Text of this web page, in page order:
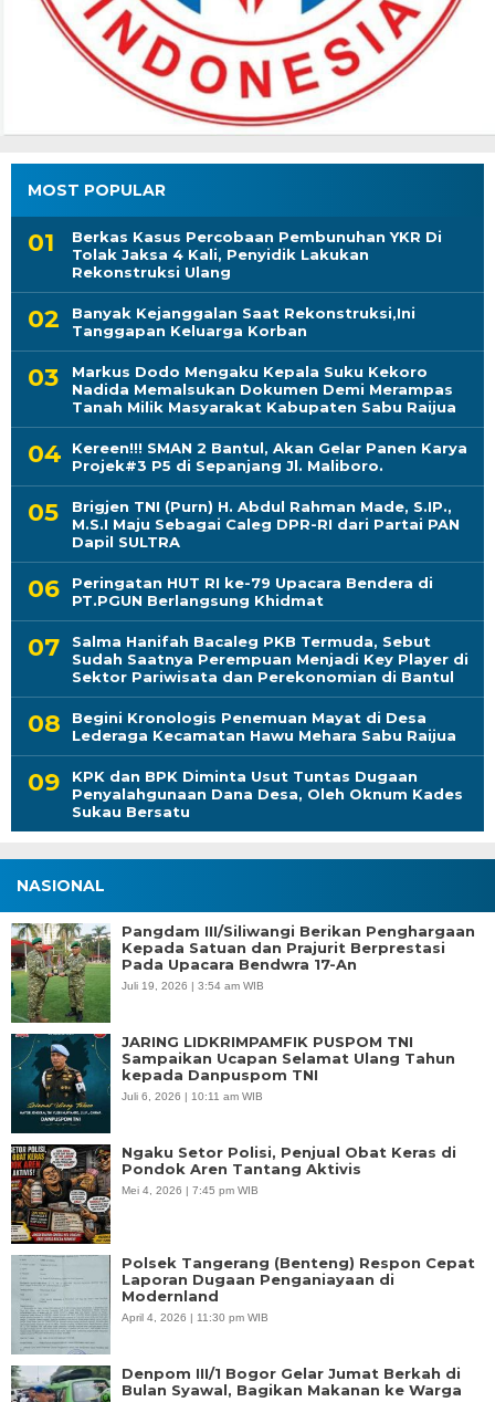
MOST POPULAR
Berkas Kasus Percobaan Pembunuhan YKR Di
Tolak Jaksa 4 Kali, Penyidik Lakukan
Rekonstruksi Ulang
Banyak Kejanggalan Saat Rekonstruksi,Ini
Tanggapan Keluarga Korban
Markus Dodo Mengaku Kepala Suku Kekoro
Nadida Memalsukan Dokumen Demi Merampas
Tanah Milik Masyarakat Kabupaten Sabu Raijua
Kereen!!! SMAN 2 Bantul, Akan Gelar Panen Karya
Projek#3 P5 di Sepanjang Jl. Maliboro.
Brigjen TNI (Purn) H. Abdul Rahman Made, S.IP.,
M.S.I Maju Sebagai Caleg DPR-RI dari Partai PAN
Dapil SULTRA
Peringatan HUT RI ke-79 Upacara Bendera di
PT.PGUN Berlangsung Khidmat
Salma Hanifah Bacaleg PKB Termuda, Sebut
Sudah Saatnya Perempuan Menjadi Key Player di
Sektor Pariwisata dan Perekonomian di Bantul
Begini Kronologis Penemuan Mayat di Desa
Lederaga Kecamatan Hawu Mehara Sabu Raijua
KPK dan BPK Diminta Usut Tuntas Dugaan
Penyalahgunaan Dana Desa, Oleh Oknum Kades
Sukau Bersatu
NASIONAL
Pangdam III/Siliwangi Berikan Penghargaan
Kepada Satuan dan Prajurit Berprestasi
Pada Upacara Bendwra 17-An
Juli 19, 2026 | 3:54 am WIB
JARING LIDKRIMPAMFIK PUSPOM TNI
Sampaikan Ucapan Selamat Ulang Tahun
kepada Danpuspom TNI
Juli 6, 2026 | 10:11 am WIB
Ngaku Setor Polisi, Penjual Obat Keras di
Pondok Aren Tantang Aktivis
Mei 4, 2026 | 7:45 pm WIB
Polsek Tangerang (Benteng) Respon Cepat
Laporan Dugaan Penganiayaan di
Modernland
April 4, 2026 | 11:30 pm WIB
Denpom III/1 Bogor Gelar Jumat Berkah di
Bulan Syawal, Bagikan Makanan ke Warga